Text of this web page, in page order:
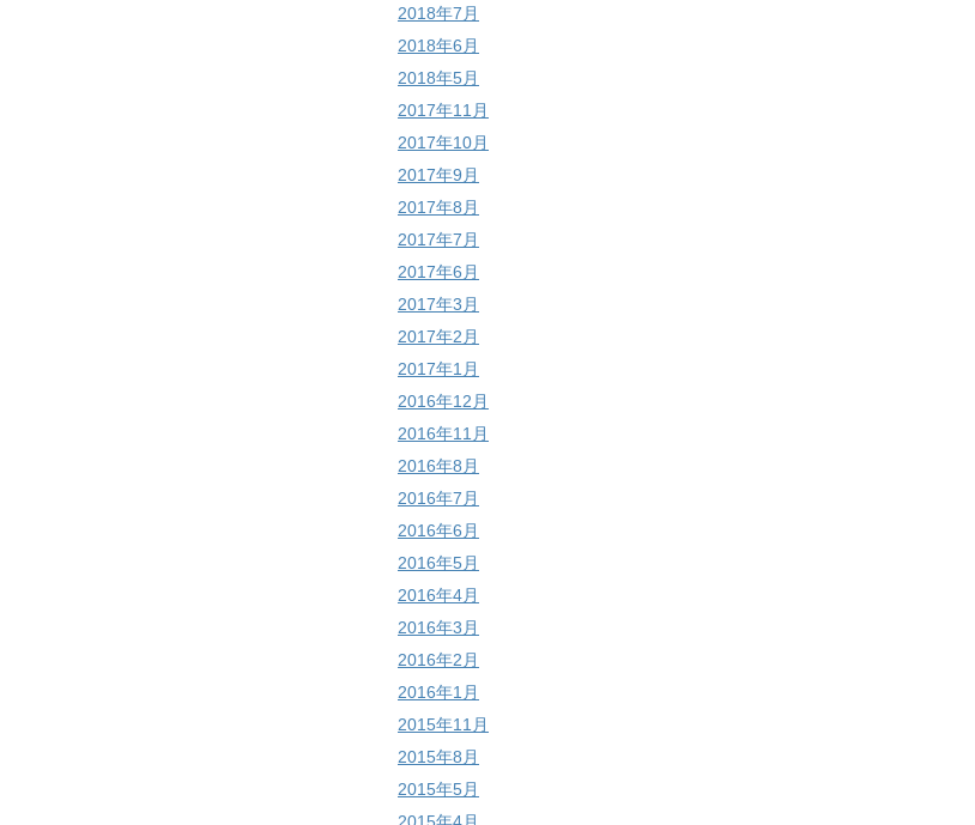
2018年7月
2018年6月
2018年5月
2017年11月
2017年10月
2017年9月
2017年8月
2017年7月
2017年6月
2017年3月
2017年2月
2017年1月
2016年12月
2016年11月
2016年8月
2016年7月
2016年6月
2016年5月
2016年4月
2016年3月
2016年2月
2016年1月
2015年11月
2015年8月
2015年5月